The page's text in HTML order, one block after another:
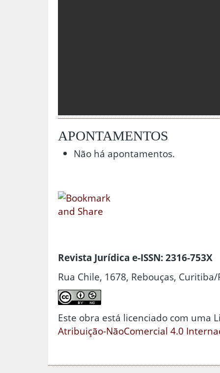
APONTAMENTOS
Não há apontamentos.
Revista Jurídica e-ISSN: 2316-753X
Rua Chile, 1678, Rebouças, Curitiba/
Este obra está licenciado com uma
Atribuição-NãoComercial 4.0